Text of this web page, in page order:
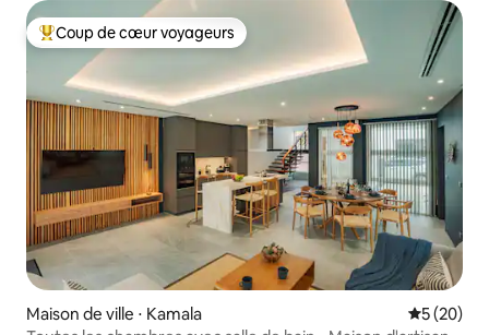
Coups de cœur voyageurs les plus appréciés
Coup de cœur voyageurs
Maison de ville ⋅ Kamala
5 (20)